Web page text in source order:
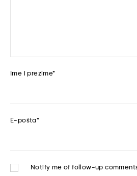
Ime i prezime*
E-pošta*
Notify me of follow-up